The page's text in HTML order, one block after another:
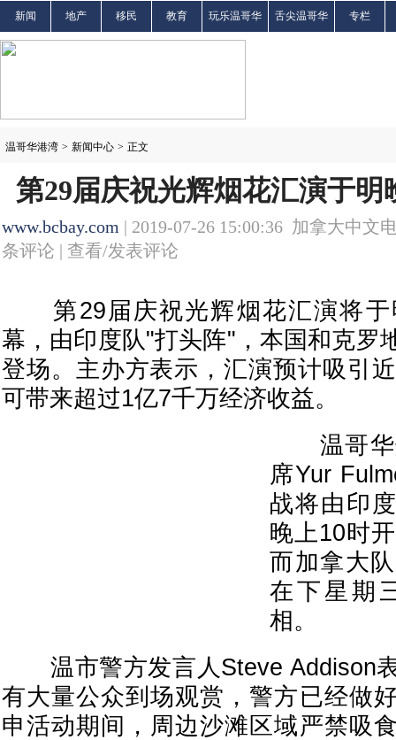
新闻 地产 移民 教育 玩乐温哥华 舌尖温哥华 专栏
温哥华港湾 > 新闻中心 > 正文
第29届庆祝光辉烟花汇演于明
www.bcbay.com | 2019-07-26 15:00:36 加拿大中文
条评论 | 查看/发表评论
第29届庆祝光辉烟花汇演将于
幕，由印度队"打头阵"，本国和克罗
登场。主办方表示，汇演预计吸引
可带来超过1亿7千万经济收益。
温哥华
席Yur
战将由印
晚上10时
而加拿大
在下星期
相。
温市警方发言人Steve Addison
有大量公众到场观赏，警方已经做
申活动期间，周边沙滩区域严禁吸